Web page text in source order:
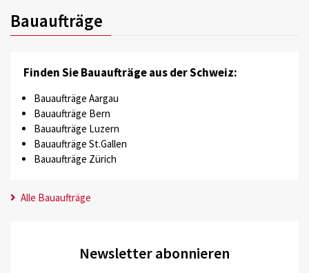
Bauaufträge
Finden Sie Bauaufträge aus der Schweiz:
Bauaufträge Aargau
Bauaufträge Bern
Bauaufträge Luzern
Bauaufträge St.Gallen
Bauaufträge Zürich
Alle Bauaufträge
Newsletter abonnieren